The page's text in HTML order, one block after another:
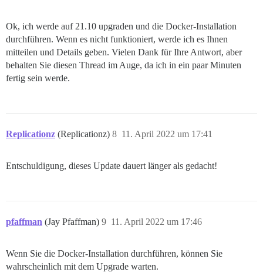
Ok, ich werde auf 21.10 upgraden und die Docker-Installation
durchführen. Wenn es nicht funktioniert, werde ich es Ihnen
mitteilen und Details geben. Vielen Dank für Ihre Antwort, aber
behalten Sie diesen Thread im Auge, da ich in ein paar Minuten
fertig sein werde.
Replicationz (Replicationz) 11. April 2022 um 17:41
8
Entschuldigung, dieses Update dauert länger als gedacht!
pfaffman (Jay Pfaffman) 11. April 2022 um 17:46
9
Wenn Sie die Docker-Installation durchführen, können Sie
wahrscheinlich mit dem Upgrade warten.